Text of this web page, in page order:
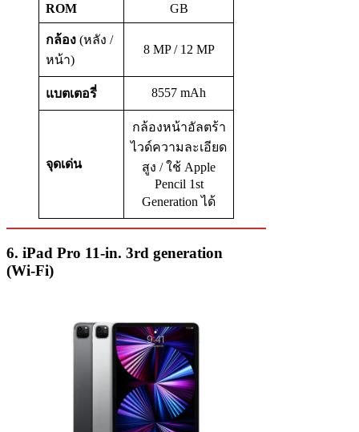
ROM
GB
กล้อง (หลัง /
หน้า)
8 MP / 12 MP
แบตเตอรี่ 8557 mAh
จุดเด่น
กล้องหน้าอัลตร้า
ไวด์ความละเอียด
สูง / ใช้ Apple
Pencil 1st
Generation ได้
6. iPad Pro 11-in. 3rd generation
(Wi‑Fi)